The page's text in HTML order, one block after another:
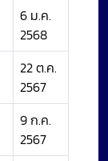
6 ม.ค.
2568
22 ต.ค.
2567
9 ก.ค.
2567